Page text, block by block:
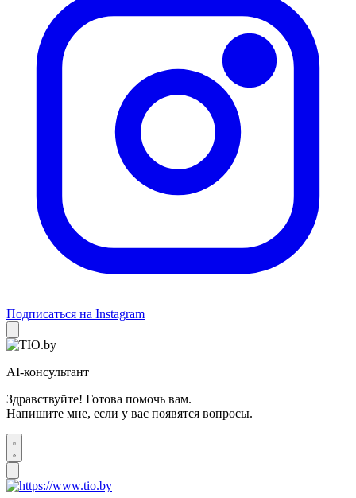
Подписаться на Instagram
AI-консультант
Здравствуйте! Готова помочь вам.
Напишите мне, если у вас появятся вопросы.